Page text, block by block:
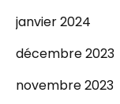
janvier 2024
décembre 2023
novembre 2023